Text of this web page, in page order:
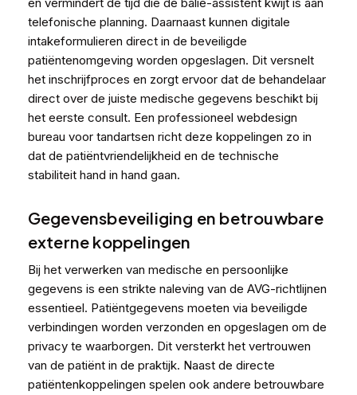
telefonische planning. Daarnaast kunnen digitale
intakeformulieren direct in de beveiligde
patiëntenomgeving worden opgeslagen. Dit versnelt
het inschrijfproces en zorgt ervoor dat de behandelaar
direct over de juiste medische gegevens beschikt bij
het eerste consult. Een professioneel webdesign
bureau voor tandartsen richt deze koppelingen zo in
dat de patiëntvriendelijkheid en de technische
stabiliteit hand in hand gaan.
Gegevensbeveiliging en betrouwbare
externe koppelingen
Bij het verwerken van medische en persoonlijke
gegevens is een strikte naleving van de AVG-richtlijnen
essentieel. Patiëntgegevens moeten via beveiligde
verbindingen worden verzonden en opgeslagen om de
privacy te waarborgen. Dit versterkt het vertrouwen
van de patiënt in de praktijk. Naast de directe
patiëntenkoppelingen spelen ook andere betrouwbare